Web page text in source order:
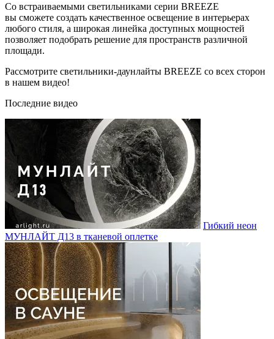
Со встраиваемыми светильниками серии BREEZE
вы сможете создать качественное освещение в интерьерах
любого стиля, а широкая линейка доступных мощностей
позволяет подобрать решение для пространств различной
площади.
Рассмотрите светильники-даунлайты BREEZE со всех сторон
в нашем видео!
Последние видео
Гибкий неон
МУНЛАЙТ Д13 в тканевой оплетке